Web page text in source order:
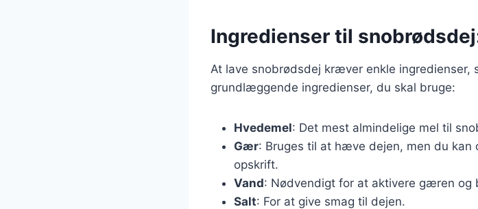
Ingredienser til
At lave snobrødsdej kræver enkle ingredienser,
grundlæggende ingredienser, du skal bruge:
Hvedemel: Det mest almindelige mel til
Gær: Bruges til at hæve dejen, men du
opskrift.
Vand: Nødvendigt for at aktivere gæren og
Salt: For at give smag til dejen.